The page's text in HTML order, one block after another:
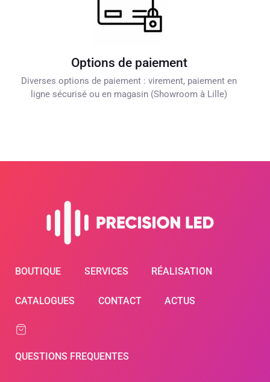
Options de paiement
Diverses options de paiement : virement, paiement en
ligne sécurisé ou en magasin (Showroom à Lille)
BOUTIQUE SERVICES RÉALISATION
CATALOGUES CONTACT ACTUS
QUESTIONS FREQUENTES